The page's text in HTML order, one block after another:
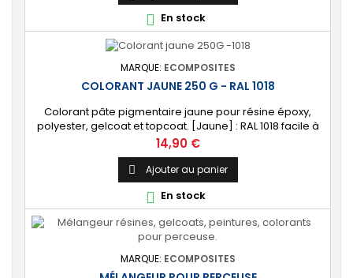
 En stock
MARQUE: ECOMPOSITES
COLORANT JAUNE 250 G - RAL 1018
Colorant pâte pigmentaire jaune pour résine époxy,
polyester, gelcoat et topcoat. [Jaune] : RAL 1018 facile à
mélanger.
Prix
14,90 €
 Ajouter au panier
 En stock
MARQUE: ECOMPOSITES